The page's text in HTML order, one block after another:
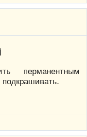
перманентным